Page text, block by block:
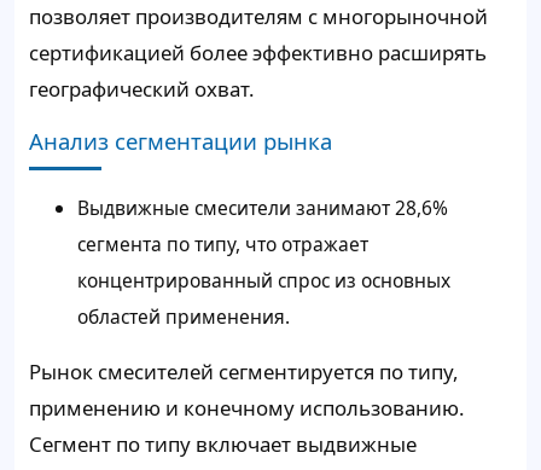
позволяет производителям с многорыночной
сертификацией более эффективно расширять
географический охват.
Анализ сегментации рынка
Выдвижные смесители занимают 28,6%
сегмента по типу, что отражает
концентрированный спрос из основных
областей применения.
Рынок смесителей сегментируется по типу,
применению и конечному использованию.
Сегмент по типу включает выдвижные